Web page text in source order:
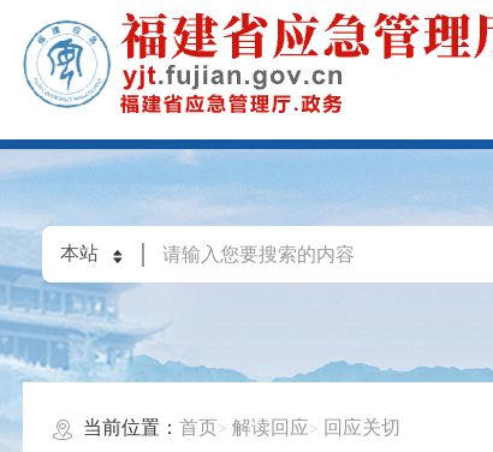
当前位置：首页 解读回应 回应关切